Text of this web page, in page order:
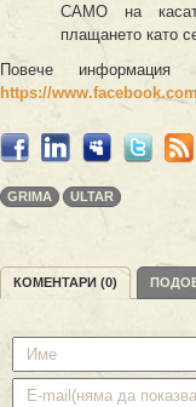
САМО на
плащането като
Повече
https://
GRIMA ULTAR
КОМЕНТАРИ (0)